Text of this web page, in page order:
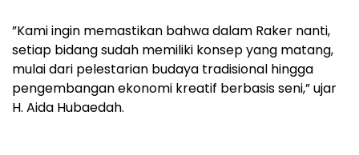
‎”Kami ingin memastikan bahwa dalam Raker nanti,
setiap bidang sudah memiliki konsep yang matang,
mulai dari pelestarian budaya tradisional hingga
pengembangan ekonomi kreatif berbasis seni,” ujar
H. Aida Hubaedah.